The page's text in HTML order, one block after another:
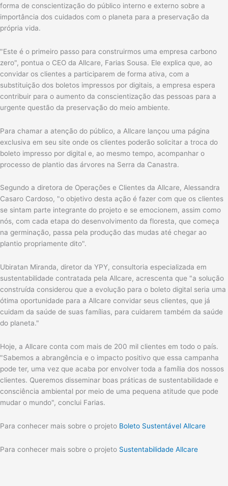
forma de conscientização do público interno e externo sobre a
importância dos cuidados com o planeta para a preservação da
própria vida.
"Este é o primeiro passo para construirmos uma empresa carbono
zero", pontua o CEO da Allcare, Farias Sousa. Ele explica que, ao
convidar os clientes a participarem de forma ativa, com a
substituição dos boletos impressos por digitais, a empresa espera
contribuir para o aumento da conscientização das pessoas para a
urgente questão da preservação do meio ambiente.
Para chamar a atenção do público, a Allcare lançou uma página
exclusiva em seu site onde os clientes poderão solicitar a troca do
boleto impresso por digital e, ao mesmo tempo, acompanhar o
processo de plantio das árvores na Serra da Canastra.
Segundo a diretora de Operações e Clientes da Allcare, Alessandra
Casaro Cardoso, "o objetivo desta ação é fazer com que os clientes
se sintam parte integrante do projeto e se emocionem, assim como
nós, com cada etapa do desenvolvimento da floresta, que começa
na germinação, passa pela produção das mudas até chegar ao
plantio propriamente dito".
Ubiratan Miranda, diretor da YPY, consultoria especializada em
sustentabilidade contratada pela Allcare, acrescenta que "a solução
construída considerou que a evolução para o boleto digital seria uma
ótima oportunidade para a Allcare convidar seus clientes, que já
cuidam da saúde de suas famílias, para cuidarem também da saúde
do planeta."
Hoje, a Allcare conta com mais de 200 mil clientes em todo o país.
"Sabemos a abrangência e o impacto positivo que essa campanha
pode ter, uma vez que acaba por envolver toda a família dos nossos
clientes. Queremos disseminar boas práticas de sustentabilidade e
consciência ambiental por meio de uma pequena atitude que pode
mudar o mundo", conclui Farias.
Para conhecer mais sobre o projeto Boleto Sustentável Allcare
Para conhecer mais sobre o projeto Sustentabilidade Allcare